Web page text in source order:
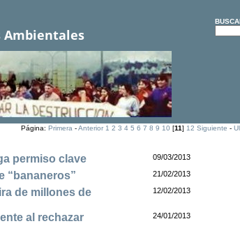
Ambientales
Página: Primera-Anterior 1 2 3 4 5 6 7 8 9 10 [11] 12 Siguiente -
permiso clave 09/03/2013
“bananeros” 21/02/2013
de millones de
12/02/2013
al rechazar
24/01/2013